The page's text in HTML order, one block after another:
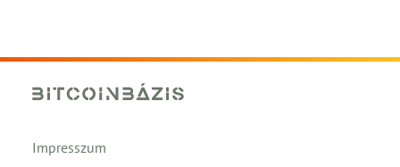
Impresszum